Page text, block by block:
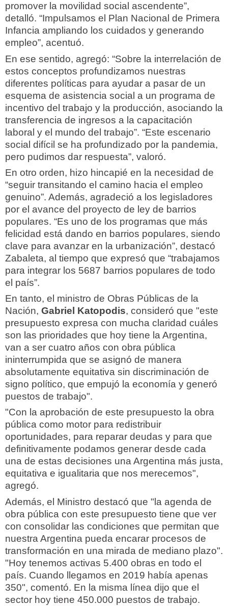
promover la movilidad social ascendente”,
detalló. “Impulsamos el Plan Nacional de Primera
Infancia ampliando los cuidados y generando
empleo”, acentuó.
En ese sentido, agregó: “Sobre la interrelación de
estos conceptos profundizamos nuestras
diferentes políticas para ayudar a pasar de un
esquema de asistencia social a un programa de
incentivo del trabajo y la producción, asociando la
transferencia de ingresos a la capacitación
laboral y el mundo del trabajo”. “Este escenario
social difícil se ha profundizado por la pandemia,
pero pudimos dar respuesta”, valoró.
En otro orden, hizo hincapié en la necesidad de
“seguir transitando el camino hacia el empleo
genuino”. Además, agradeció a los legisladores
por el avance del proyecto de ley de barrios
populares. “Es uno de los programas que más
felicidad está dando en barrios populares, siendo
clave para avanzar en la urbanización”, destacó
Zabaleta, al tiempo que expresó que “trabajamos
para integrar los 5687 barrios populares de todo
el país”.
En tanto, el ministro de Obras Públicas de la
Nación, Gabriel Katopodis, consideró que "este
presupuesto expresa con mucha claridad cuáles
son las prioridades que hoy tiene la Argentina,
van a ser cuatro años con obra pública
ininterrumpida que se asignó de manera
absolutamente equitativa sin discriminación de
signo político, que empujó la economía y generó
puestos de trabajo".
"Con la aprobación de este presupuesto la obra
pública como motor para redistribuir
oportunidades, para reparar deudas y para que
definitivamente podamos generar desde cada
una de estas decisiones una Argentina más justa,
equitativa e igualitaria que nos merecemos",
agregó.
Además, el Ministro destacó que "la agenda de
obra pública con este presupuesto tiene que ver
con consolidar las condiciones que permitan que
nuestra Argentina pueda encarar procesos de
transformación en una mirada de mediano plazo".
"Hoy tenemos activas 5.400 obras en todo el
país. Cuando llegamos en 2019 había apenas
350", comentó. En la misma línea dijo que el
sector hoy tiene 450.000 puestos de trabajo.